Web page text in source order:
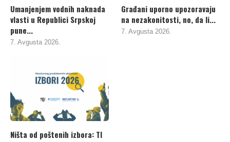
Umanjenjem vodnih naknada
vlasti u Republici Srpskoj
pune...
7. Avgusta 2026.
Građani uporno upozoravaju
na nezakonitosti, no, da li...
7. Avgusta 2026.
Ništa od poštenih izbora: TI